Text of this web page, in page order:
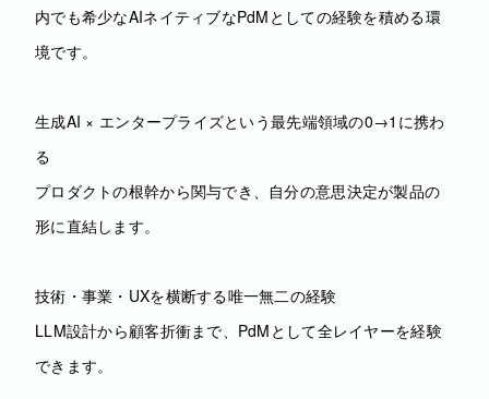
内でも希少なAIネイティブなPdMとしての経験を積める環
境です。
生成AI × エンタープライズという最先端領域の0→1に携わ
る
プロダクトの根幹から関与でき、自分の意思決定が製品の
形に直結します。
技術・事業・UXを横断する唯一無二の経験
LLM設計から顧客折衝まで、PdMとして全レイヤーを経験
できます。